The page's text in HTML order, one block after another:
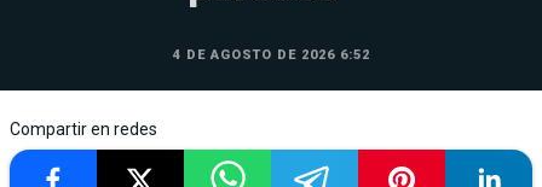
4 DE AGOSTO DE 2026 6:52
Compartir en redes